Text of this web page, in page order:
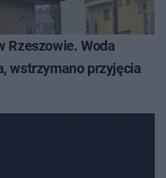
Rzeszowie. Woda
wstrzymano przyjęcia